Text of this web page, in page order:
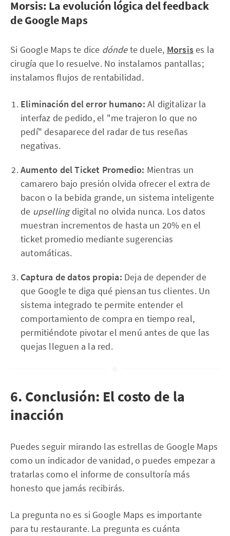
Morsis: La evolución lógica del feedback
de Google Maps
Si Google Maps te dice dóndete duele, Morsises la
cirugía que lo resuelve. No instalamos pantallas;
instalamos flujos de rentabilidad.
Eliminación del error humano: Al digitalizar la
interfaz de pedido, el "me trajeron lo que no
pedí" desaparece del radar de tus reseñas
negativas.
Aumento del Ticket Promedio: Mientras un
camarero bajo presión olvida ofrecer el extra de
bacon o la bebida grande, un sistema inteligente
de upsellingdigital no olvida nunca. Los datos
muestran incrementos de hasta un 20% en el
ticket promedio mediante sugerencias
automáticas.
Captura de datos propia: Deja de depender de
que Google te diga qué piensan tus clientes. Un
sistema integrado te permite entender el
comportamiento de compra en tiempo real,
permitiéndote pivotar el menú antes de que las
quejas lleguen a la red.
6. Conclusión: El costo de la
inacción
Puedes seguir mirando las estrellas de Google Maps
como un indicador de vanidad, o puedes empezar a
tratarlas como el informe de consultoría más
honesto que jamás recibirás.
La pregunta no es si Google Maps es importante
para tu restaurante. La pregunta es cuánta